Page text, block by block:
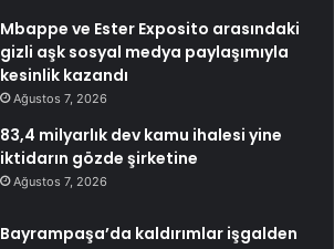
Mbappe ve Ester Exposito arasındaki
gizli aşk sosyal medya paylaşımıyla
kesinlik kazandı
Ağustos 7, 2026
83,4 milyarlık dev kamu ihalesi yine
iktidarın gözde şirketine
Ağustos 7, 2026
Bayrampaşa’da kaldırımlar işgalden